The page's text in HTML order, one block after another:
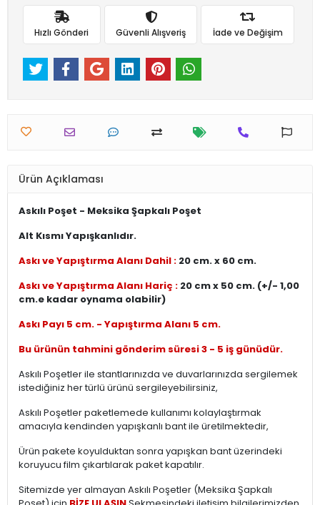
Hızlı Gönderi Güvenli Alışveriş İade ve Değişim
Ürün Açıklaması
Askılı Poşet - Meksika Şapkalı Poşet
Alt Kısmı Yapışkanlıdır.
Askı ve Yapıştırma Alanı Dahil : 20 cm. x 60 cm.
Askı ve Yapıştırma Alanı Hariç : 20 cm x 50 cm. (+/- 1,00
cm.e kadar oynama olabilir)
Askı Payı 5 cm. - Yapıştırma Alanı 5 cm.
Bu ürünün tahmini gönderim süresi 3 - 5 iş günüdür.
Askılı Poşetler ile stantlarınızda ve duvarlarınızda sergilemek
istediğiniz her türlü ürünü sergileyebilirsiniz,
Askılı Poşetler paketlemede kullanımı kolaylaştırmak
amacıyla kendinden yapışkanlı bant ile üretilmektedir,
Ürün pakete koyulduktan sonra yapışkan bant üzerindeki
koruyucu film çıkartılarak paket kapatılır.
Sitemizde yer almayan Askılı Poşetler (Meksika Şapkalı